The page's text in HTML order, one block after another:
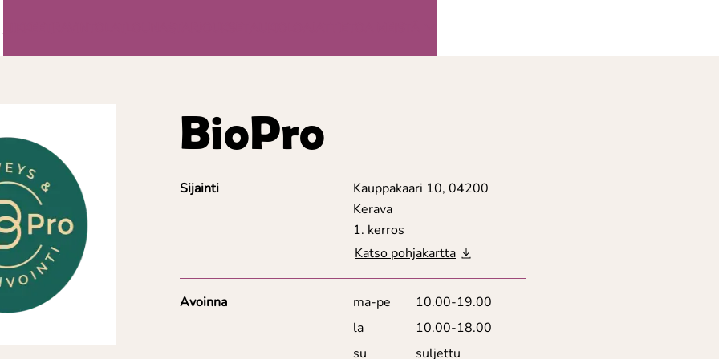
BioPro
Sijainti
Kauppakaari 10, 04200
Kerava
1. kerros
Katso pohjakartta
Avoinna ma-pe
10.00-19.00
la
10.00-18.00
su
suljettu